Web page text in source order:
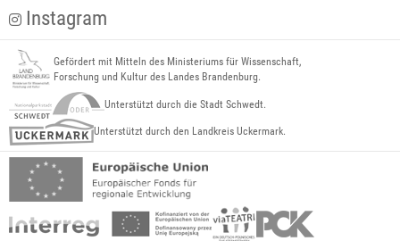
Instagram
Gefördert mit Mitteln des Ministeriums für Wissenschaft,
Forschung und Kultur des Landes Brandenburg.
Unterstützt durch die Stadt Schwedt.
Unterstützt durch den Landkreis Uckermark.